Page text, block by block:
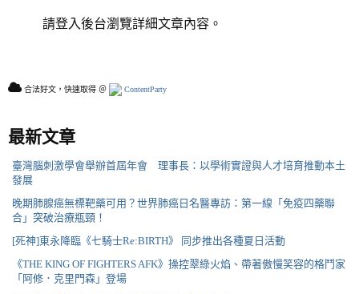
請登入後台瀏覽詳細文章內容。
合法好文，快速取得 ＠ ContentParty
最新文章
臺灣腦刺激學會舉辦首屆年會 理事長：以學術實證與人才培育推動本土
發展
晚期肺腺癌無標靶藥可用？世界肺癌日名醫專訪：第一線「免疫四藥聯
合」突破治療瓶頸！
[死神]東永降臨《七騎士Re:BIRTH》 同步推出各種夏日活動
《THE KING OF FIGHTERS AFK》操控翠綠火焰、帶著傲慢笑容的格鬥家
「阿修．克里門森」登場